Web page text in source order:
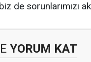
de sorunlarımızı
YORUM KAT